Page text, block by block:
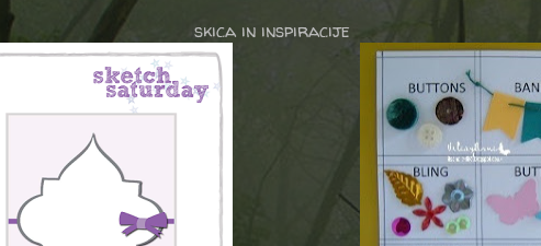
skica in inspiracije